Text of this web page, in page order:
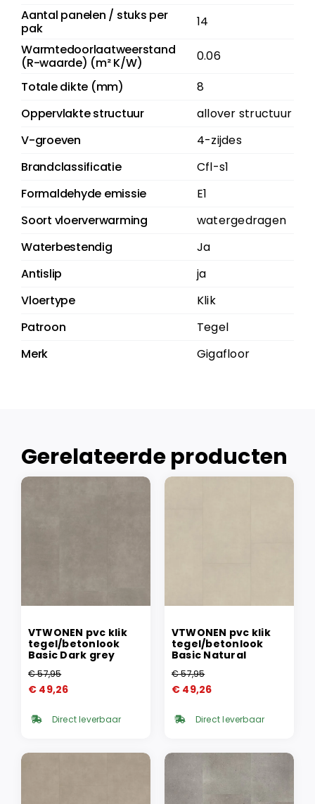
Aantal panelen / stuks per
pak
14
Warmtedoorlaatweerstand
(R-waarde) (m² K/W)
0.06
Totale dikte (mm)
8
Oppervlakte structuur
allover structuur
V-groeven
4-zijdes
Brandclassificatie
Cfl-s1
Formaldehyde emissie
E1
Soort vloerverwarming
watergedragen
Waterbestendig
Ja
Antislip
ja
Vloertype
Klik
Patroon
Tegel
Merk
Gigafloor
Gerelateerde producten
VTWONEN pvc klik
tegel/betonlook
Basic Dark grey
€57,95
Oorspronkelijke
was:
€ 49,26
Huidige
is: Direct leverbaar
VTWONEN pvc klik
tegel/betonlook
Basic Natural
€57,95
Oorspronkelijke
was:
€ 49,26
Huidige
is: Direct leverbaar